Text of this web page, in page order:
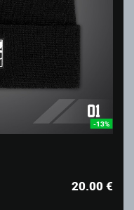
-13%
20.00€